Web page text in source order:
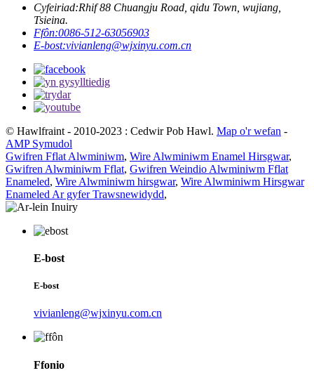
Cyfeiriad:Rhif 88 Chuangju Road, qidu Town, wujiang,
Tsieina.
Ffôn:0086-512-63056903
E-bost:vivianleng@wjxinyu.com.cn
© Hawlfraint - 2010-2023 : Cedwir Pob Hawl. Map o'r wefan -
AMP Symudol
Gwifren Fflat Alwminiwm, Wire Alwminiwm Enamel Hirsgwar,
Gwifren Alwminiwm Fflat, Gwifren Weindio Alwminiwm Fflat
Enameled, Wire Alwminiwm hirsgwar, Wire Alwminiwm Hirsgwar
Enameled Ar gyfer Trawsnewidydd,
E-bost
E-bost
vivianleng@wjxinyu.com.cn
Ffonio